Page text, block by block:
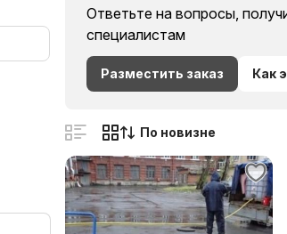
Ответьте на вопросы,
специалистам
Разместить заказ Как
По новизне